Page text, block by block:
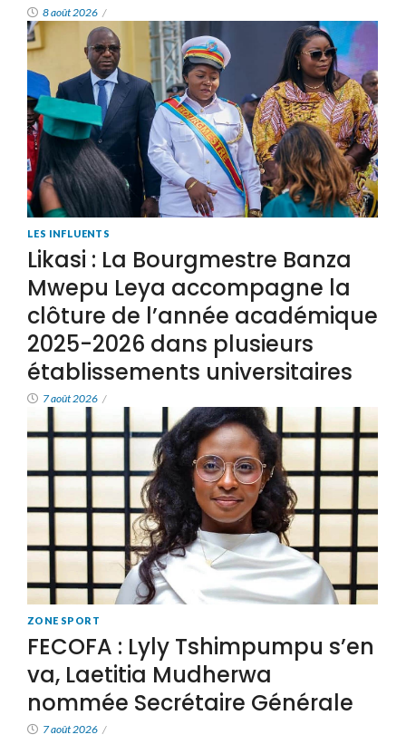
8 août 2026 /
LES INFLUENTS
Likasi : La Bourgmestre Banza
Mwepu Leya accompagne la
clôture de l’année académique
2025-2026 dans plusieurs
établissements universitaires
7 août 2026 /
ZONE SPORT
FECOFA : Lyly Tshimpumpu s’en
va, Laetitia Mudherwa
nommée Secrétaire Générale
7 août 2026 /